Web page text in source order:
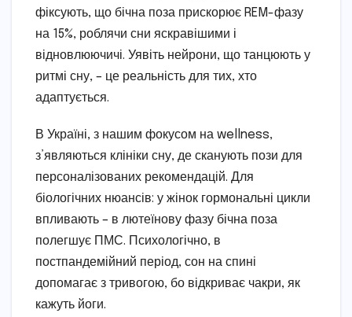
фіксують, що бічна поза прискорює REM-фазу
на 15%, роблячи сни яскравішими і
відновлюючичі. Уявіть нейрони, що танцюють у
ритмі сну, – це реальність для тих, хто
адаптується.
В Україні, з нашим фокусом на wellness,
з’являються клініки сну, де сканують пози для
персоналізованих рекомендацій. Для
біологічних нюансів: у жінок гормональні цикли
впливають – в лютеїнову фазу бічна поза
полегшує ПМС. Психологічно, в
постпандемійний період, сон на спині
допомагає з тривогою, бо відкриває чакри, як
кажуть йоги.